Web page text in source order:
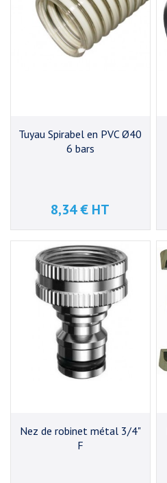
Tuyau Spirabel en PVC Ø40
6 bars
Prix
8,34 € HT
Nez de robinet métal 3/4"
F